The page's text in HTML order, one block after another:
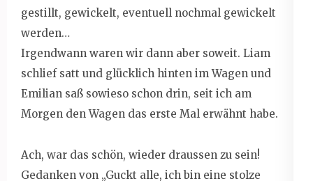
gestillt, gewickelt, eventuell nochmal gewickelt
werden…
Irgendwann waren wir dann aber soweit. Liam
schlief satt und glücklich hinten im Wagen und
Emilian saß sowieso schon drin, seit ich am
Morgen den Wagen das erste Mal erwähnt habe.
Ach, war das schön, wieder draussen zu sein!
Gedanken von „Guckt alle, ich bin eine stolze